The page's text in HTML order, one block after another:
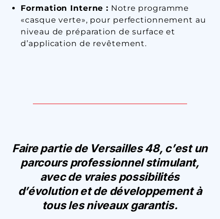
Formation Interne : Notre programme
«casque verte», pour perfectionnement au
niveau de préparation de surface et
d’application de revêtement.
Faire partie de Versailles 48, c’est un
parcours professionnel stimulant,
avec de vraies possibilités
d’évolution et de développement à
tous lesniveaux garantis.